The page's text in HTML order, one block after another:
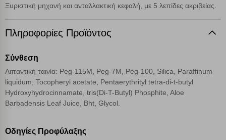
Ξυριστική μηχανή και ανταλλακτική κεφαλή, με 5 λεπίδες ακριβείας.
Πληροφορίες Προϊόντος
Σύνθεση
Λιπαντική ταινία: Peg-115M, Peg-7M, Peg-100, Silica, Paraffinum
liquidum, Tocopheryl acetate, Pentaerythrityl tetra-di-t-butyl
Hydroxyhydrocinnamate, tris(Di-T-Butyl) Phosphite, Aloe
Barbadensis Leaf Juice, Bht, Glycol.
Οδηγίες Προφύλαξης
Cookies στόχευσης
Cookies απόδοσης
Απολύτως απαραίτητα cookies Πάντα Ενεργό
Αποθήκευση ρυθμίσεων